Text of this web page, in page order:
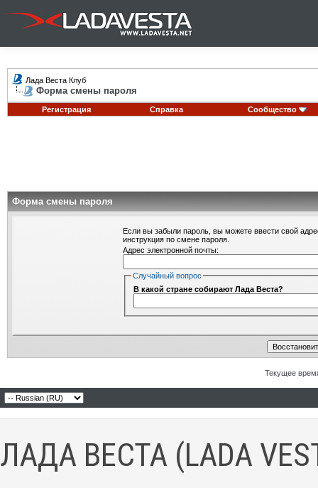
Лада Веста Клуб
Форма смены пароля
Регистрация Справка Сообщество
Форма смены пароля
Если вы забыли пароль, вы можете ввести свой
инструкция по смене пароля.
Адрес электронной почты:
Случайный вопрос
В какой стране собирают Лада Веста?
Текущее
ЛАДА ВЕСТА (LADA